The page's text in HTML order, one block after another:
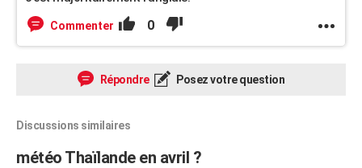
Commenter 0
Répondre Posez votre question
Discussions similaires
météo Thaïlande en avril ?